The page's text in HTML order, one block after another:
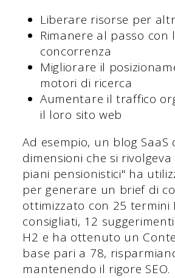
Liberare risorse per
Rimanere al passo con
concorrenza
Migliorare il
motori di ricerca
Aumentare il traffico
il loro sito web
Ad esempio, un blog SaaS
dimensioni che si rivolgeva
piani pensionistici" ha
per generare un brief di
ottimizzato con 25 termini
consigliati, 12
H2 e ha ottenuto un
base pari a 78,
mantenendo il rigore SEO.